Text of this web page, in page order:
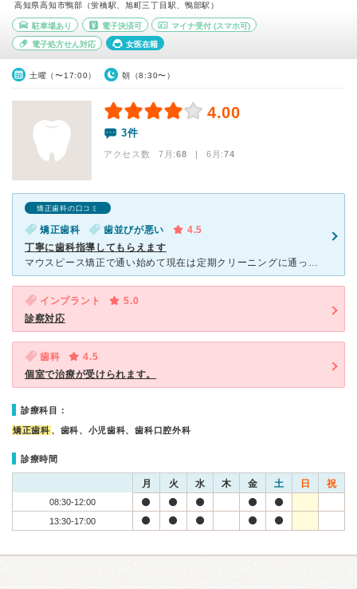
高知県高知市鴨部（蛍橋駅、旭町三丁目駅、鴨部駅）
駐車場あり 電子決済可 マイナ受付 (スマホ可)
電子処方せん対応 女医在籍
土曜（〜17:00） 朝（8:30〜）
4.00
3件
アクセス数 7月:68 | 6月:74
矯正歯科の口コミ
矯正歯科 歯並びが悪い
4.5
丁寧に歯科指導してもらえます
マウスピース矯正で通い始めて現在は定期クリーニングに通っていますが、矯正中のトレーニングや磨き方など丁寧に指導してもらえます。料金はかかりますが、質の高いクリーニングを受けることもできます。1番印象的
インプラント
5.0
診察対応
歯科
4.5
個室で治療が受けられます。
診療科目：
矯正歯科 、歯科、小児歯科、歯科口腔外科
診療時間
月 火 水 木 金 土 日 祝
08:30-12:00
13:30-17:00